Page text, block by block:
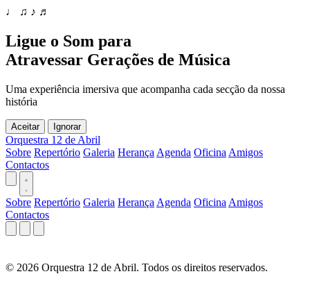
♩ ♫ ♪ ♬
Ligue o Som para
Atravessar Gerações de Música
Uma experiência imersiva que acompanha cada secção da nossa
história
Aceitar Ignorar
Orquestra 12 de Abril
Sobre Repertório Galeria Herança Agenda Oficina Amigos
Contactos
Sobre Repertório Galeria Herança Agenda Oficina Amigos
Contactos
© 2026 Orquestra 12 de Abril. Todos os direitos reservados.